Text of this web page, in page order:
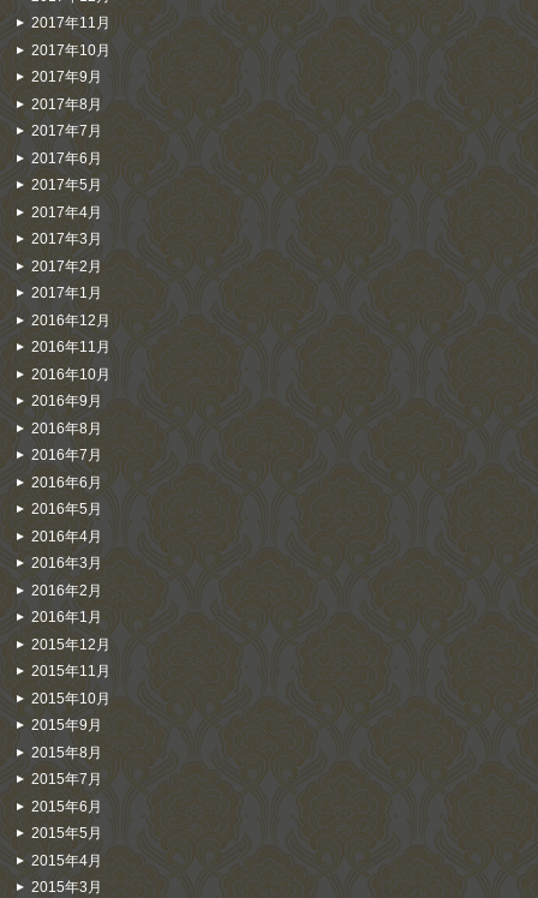
2017年11月
2017年10月
2017年9月
2017年8月
2017年7月
2017年6月
2017年5月
2017年4月
2017年3月
2017年2月
2017年1月
2016年12月
2016年11月
2016年10月
2016年9月
2016年8月
2016年7月
2016年6月
2016年5月
2016年4月
2016年3月
2016年2月
2016年1月
2015年12月
2015年11月
2015年10月
2015年9月
2015年8月
2015年7月
2015年6月
2015年5月
2015年4月
2015年3月